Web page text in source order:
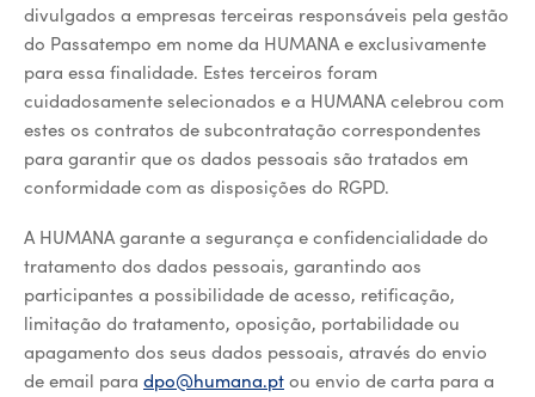
divulgados a empresas terceiras responsáveis pela gestão
do Passatempo em nome da HUMANA e exclusivamente
para essa finalidade. Estes terceiros foram
cuidadosamente selecionados e a HUMANA celebrou com
estes os contratos de subcontratação correspondentes
para garantir que os dados pessoais são tratados em
conformidade com as disposições do RGPD.
A HUMANA garante a segurança e confidencialidade do
tratamento dos dados pessoais, garantindo aos
participantes a possibilidade de acesso, retificação,
limitação do tratamento, oposição, portabilidade ou
apagamento dos seus dados pessoais, através do envio
de email para dpo@humana.pt ou envio de carta para a